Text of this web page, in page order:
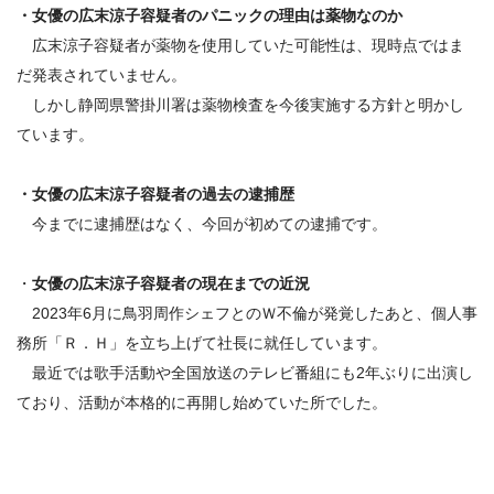
・女優の広末涼子容疑者のパニックの理由は薬物なのか
広末涼子容疑者が薬物を使用していた可能性は、現時点ではま
だ発表されていません。
しかし静岡県警掛川署は薬物検査を今後実施する方針と明かし
ています。
・ 女優の広末涼子容疑者の過去の逮捕歴
今までに逮捕歴はなく、今回が初めての逮捕です。
・ 女優の広末涼子容疑者の現在までの近況
2023年6月に鳥羽周作シェフとのＷ不倫が発覚したあと、個人事
務所「Ｒ．Ｈ」を立ち上げて社長に就任しています。
最近では歌手活動や全国放送のテレビ番組にも2年ぶりに出演し
ており、活動が本格的に再開し始めていた所でした。